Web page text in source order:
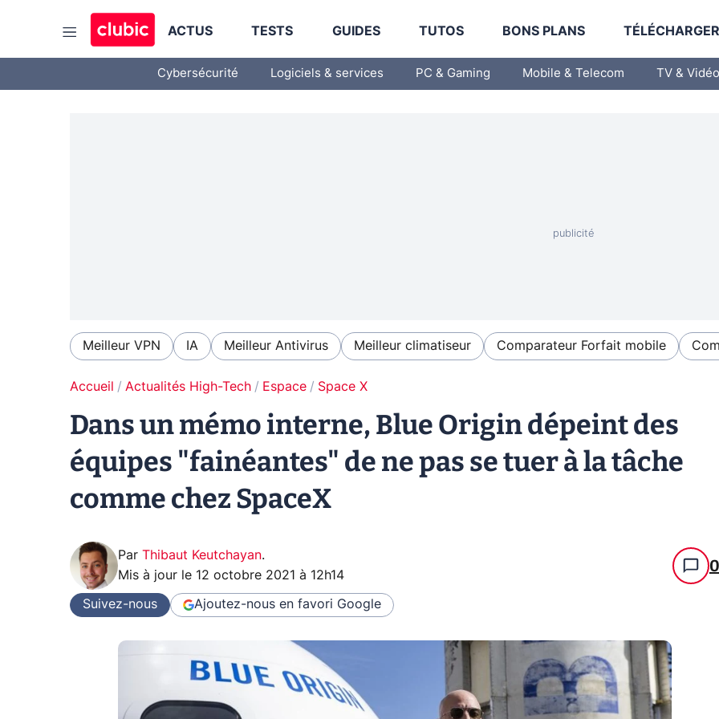
ACTUS TESTS GUIDES TUTOS BONS PLANS
Cybersécurité Logiciels & services PC & Gaming Mobile & Telecom TV & Vidéo
Meilleur VPN IA Meilleur Antivirus Meilleur climatiseur Comparateur Forfait mobile
Accueil Actualités High-Tech Espace Space X
Dans un mémo interne, Blue Origin dépeint des
équipes "fainéantes" de ne pas se tuer à la tâche
comme chez SpaceX
Par Thibaut Keutchayan.
Mis à jour le 12 octobre 2021 à 12h14 0
Suivez-nous Ajoutez-nous en favori Google